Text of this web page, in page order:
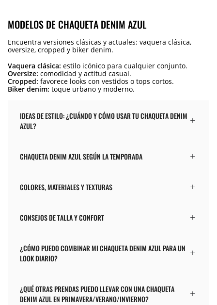
MODELOS DE CHAQUETA DENIM AZUL
Encuentra versiones clásicas y actuales: vaquera clásica,
oversize, cropped y biker denim.
Vaquera clásica: estilo icónico para cualquier conjunto.
Oversize: comodidad y actitud casual.
Cropped: favorece looks con vestidos o tops cortos.
Biker denim: toque urbano y moderno.
IDEAS DE ESTILO: ¿CUÁNDO Y CÓMO USAR TU CHAQUETA DENIM
AZUL?
CHAQUETA DENIM AZUL SEGÚN LA TEMPORADA
COLORES, MATERIALES Y TEXTURAS
CONSEJOS DE TALLA Y CONFORT
¿CÓMO PUEDO COMBINAR MI CHAQUETA DENIM AZUL PARA UN
LOOK DIARIO?
¿QUÉ OTRAS PRENDAS PUEDO LLEVAR CON UNA CHAQUETA
DENIM AZUL EN PRIMAVERA/VERANO/INVIERNO?